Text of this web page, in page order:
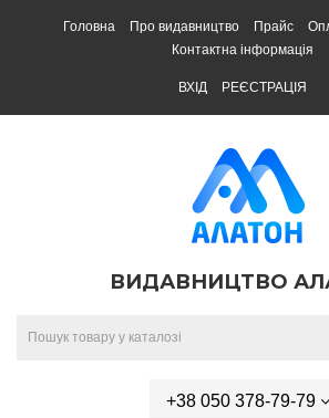
Головна Про видавництво Прайс
Контактна інформація
ВХІД РЕЄСТРАЦІЯ
ВИДАВНИЦТВО
+38 050 378-79-79